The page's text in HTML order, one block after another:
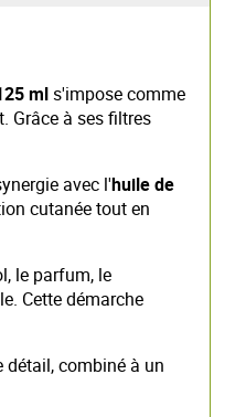
mls'impose comme
Grâce à ses filtres
avec l'huile de
cutanée tout en
le parfum, le
Cette démarche
détail, combiné à un